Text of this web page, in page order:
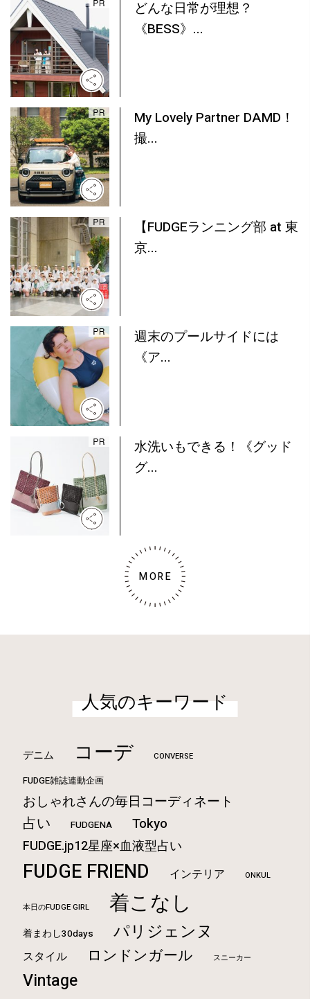
どんな日常が理想？
《BESS》...
My Lovely Partner DAMD！
撮...
【FUDGEランニング部 at 東
京...
週末のプールサイドには
《ア...
水洗いもできる！《グッド
グ...
MORE
人気のキーワード
デニム コーデ CONVERSE
FUDGE雑誌連動企画
おしゃれさんの毎日コーディネート
占い FUDGENA Tokyo
FUDGE.jp12星座×血液型占い
FUDGE FRIEND インテリア ONKUL
本日のFUDGE GIRL 着こなし
着まわし30days パリジェンヌ
スタイル ロンドンガール スニーカー
Vintage